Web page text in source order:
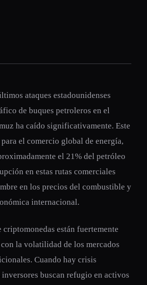
ataques estadounidenses
de buques petroleros en el
ha caído significativamente. Este
el comercio global de energía,
el 21% del petróleo
en estas rutas comerciales
en los precios del combustible y
internacional.
criptomonedas están fuertemente
la volatilidad de los mercados
Cuando hay crisis
buscan refugio en activos